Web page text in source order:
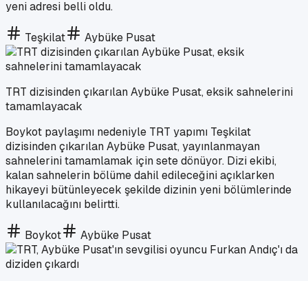
yeni adresi belli oldu.
Teşkilat Aybüke Pusat
TRT dizisinden çıkarılan Aybüke Pusat, eksik sahnelerini
tamamlayacak
Boykot paylaşımı nedeniyle TRT yapımı Teşkilat
dizisinden çıkarılan Aybüke Pusat, yayınlanmayan
sahnelerini tamamlamak için sete dönüyor. Dizi ekibi,
kalan sahnelerin bölüme dahil edileceğini açıklarken
hikayeyi bütünleyecek şekilde dizinin yeni bölümlerinde
kullanılacağını belirtti.
Boykot Aybüke Pusat